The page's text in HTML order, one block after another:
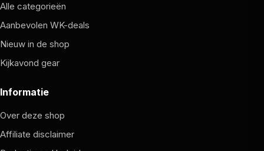
Alle categorieën
Aanbevolen WK-deals
Nieuw in de shop
Kijkavond gear
Informatie
Over deze shop
Affiliate disclaimer